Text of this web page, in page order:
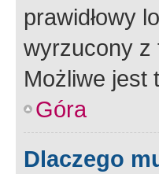
prawidłowy
wyrzucony z
Możliwe jest
Góra
Dlaczego